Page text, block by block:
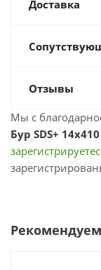
Доставка
Отзывы
Мы с
Бур SDS+
Рекомендуем